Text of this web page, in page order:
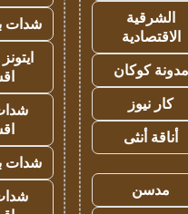
الشرقية
الاقتصادية
مدونة كوكان
كار نيوز
أناقة أنثى
مدسن
شدات
شدات